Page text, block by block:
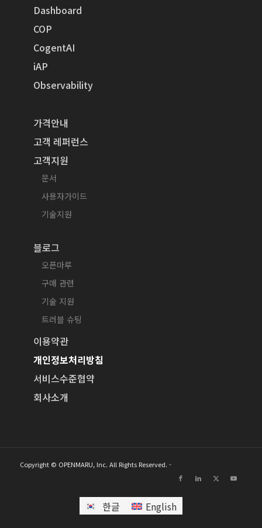
Dashboard
COP
CogentAI
iAP
Observability
가격안내
고객 레퍼런스
고객지원
문서
사용자가이드
기술지원
블로그
오픈마루
구매 관련
기술 지원
트러블 슈팅
이용약관
개인정보처리방침
서비스수준협약
회사소개
Copyright © OPENMARU, Inc. All Rights Reserved. -
한글 English